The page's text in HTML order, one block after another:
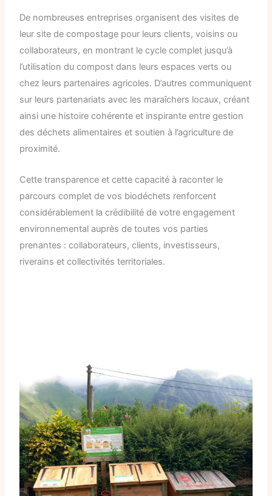
De nombreuses entreprises organisent des visites de
leur site de compostage pour leurs clients, voisins ou
collaborateurs, en montrant le cycle complet jusqu’à
l’utilisation du compost dans leurs espaces verts ou
chez leurs partenaires agricoles. D’autres communiquent
sur leurs partenariats avec les maraîchers locaux, créant
ainsi une histoire cohérente et inspirante entre gestion
des déchets alimentaires et soutien à l’agriculture de
proximité.
Cette transparence et cette capacité à raconter le
parcours complet de vos biodéchets renforcent
considérablement la crédibilité de votre engagement
environnemental auprès de toutes vos parties
prenantes : collaborateurs, clients, investisseurs,
riverains et collectivités territoriales.